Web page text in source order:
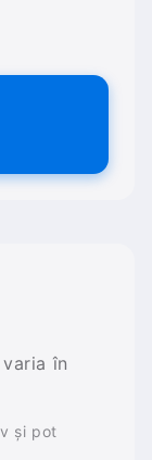
în
și pot